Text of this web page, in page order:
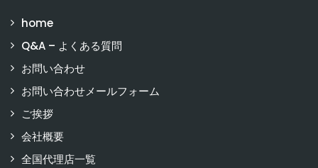
home
Q&A – よくある質問
お問い合わせ
お問い合わせメールフォーム
ご挨拶
会社概要
全国代理店一覧